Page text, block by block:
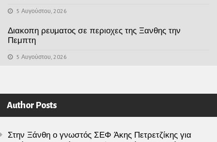
5 Αυγούστου, 2026
Διακοπη ρευματος σε περιοχες της Ξανθης την
Πεμπτη
5 Αυγούστου, 2026
Author Posts
Στην Ξάνθη ο γνωστός ΣΕΦ Άκης Πετρετζίκης για